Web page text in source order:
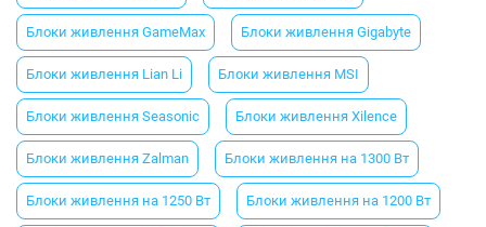
Блоки живлення GameMax Блоки живлення Gigabyte
Блоки живлення Lian Li Блоки живлення MSI
Блоки живлення Seasonic Блоки живлення Xilence
Блоки живлення Zalman Блоки живлення на 1300 Вт
Блоки живлення на 1250 Вт Блоки живлення на 1200 Вт